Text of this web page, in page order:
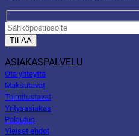
ASIAKASPALVELU
Ota yhteyttä
Maksutavat
Toimitustavat
Yritysasiakas
Palautus
Yleiset ehdot